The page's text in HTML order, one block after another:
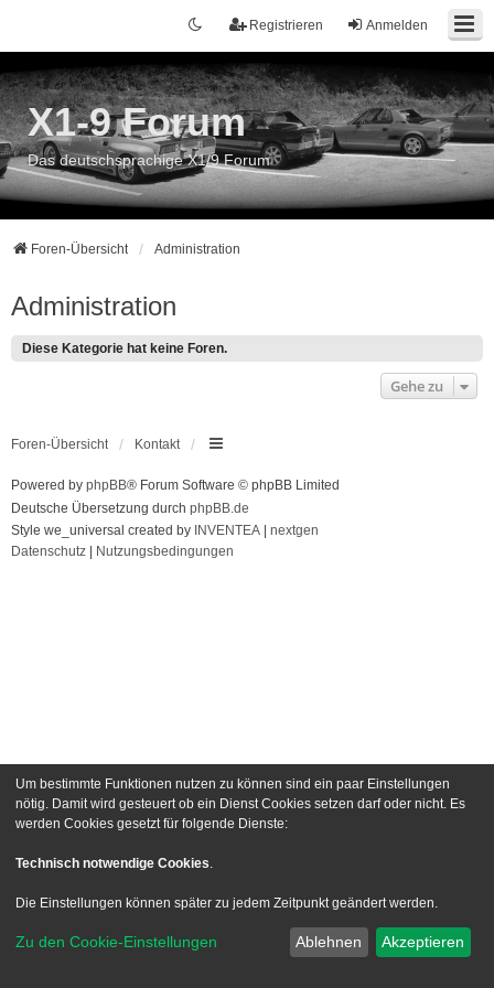
Anmelden
Registrieren
X1-9 Forum
Das deutschsprachige X1/9 Forum
Foren-Übersicht Administration
Administration
Diese Kategorie hat keine Foren.
Gehe zu
Foren-Übersicht Kontakt
Powered by phpBB® Forum Software © phpBB Limited
Deutsche Übersetzung durch phpBB.de
Style we_universal created by INVENTEA
nextgen
Datenschutz
Nutzungsbedingungen
Um bestimmte Funktionen nutzen zu können sind ein paar Einstellungen
nötig. Damit wird gesteuert ob ein Dienst Cookies setzen darf oder nicht. Es
werden Cookies gesetzt für folgende Dienste:
Technisch notwendige Cookies.
Die Einstellungen können später zu jedem Zeitpunkt geändert werden.
Zu den Cookie-Einstellungen Ablehnen Akzeptieren